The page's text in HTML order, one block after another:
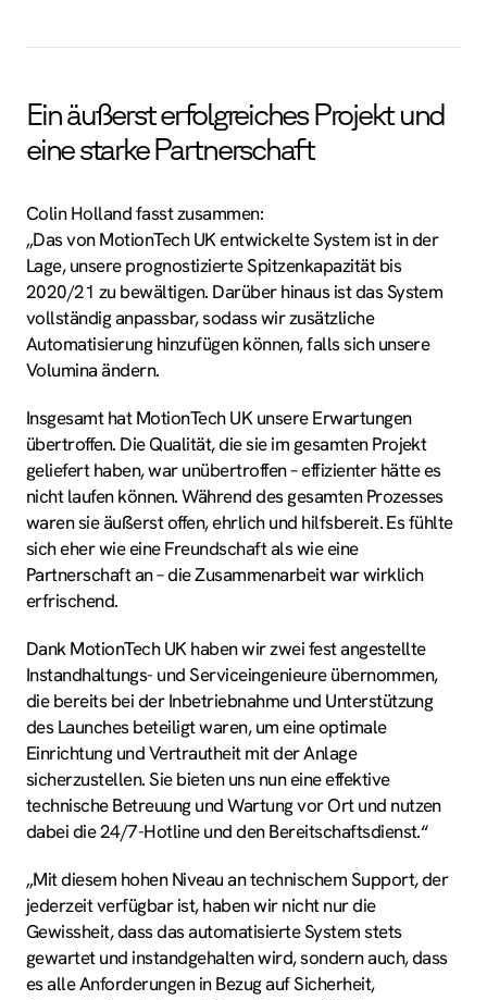
Ein äußerst erfolgreiches Projekt und
eine starke Partnerschaft
Colin Holland fasst zusammen:
„Das von MotionTech UK entwickelte System ist in der
Lage, unsere prognostizierte Spitzenkapazität bis
2020/21 zu bewältigen. Darüber hinaus ist das System
vollständig anpassbar, sodass wir zusätzliche
Automatisierung hinzufügen können, falls sich unsere
Volumina ändern.
Insgesamt hat MotionTech UK unsere Erwartungen
übertroffen. Die Qualität, die sie im gesamten Projekt
geliefert haben, war unübertroffen – effizienter hätte es
nicht laufen können. Während des gesamten Prozesses
waren sie äußerst offen, ehrlich und hilfsbereit. Es fühlte
sich eher wie eine Freundschaft als wie eine
Partnerschaft an – die Zusammenarbeit war wirklich
erfrischend.
Dank MotionTech UK haben wir zwei fest angestellte
Instandhaltungs- und Serviceingenieure übernommen,
die bereits bei der Inbetriebnahme und Unterstützung
des Launches beteiligt waren, um eine optimale
Einrichtung und Vertrautheit mit der Anlage
sicherzustellen. Sie bieten uns nun eine effektive
technische Betreuung und Wartung vor Ort und nutzen
dabei die 24/7-Hotline und den Bereitschaftsdienst.“
„Mit diesem hohen Niveau an technischem Support, der
jederzeit verfügbar ist, haben wir nicht nur die
Gewissheit, dass das automatisierte System stets
gewartet und instandgehalten wird, sondern auch, dass
es alle Anforderungen in Bezug auf Sicherheit,